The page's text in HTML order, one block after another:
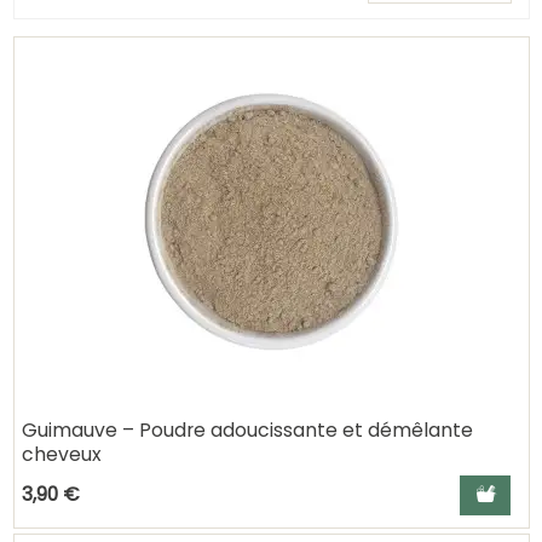
Guimauve – Poudre adoucissante et démêlante
cheveux
3,90 €
Ajouter